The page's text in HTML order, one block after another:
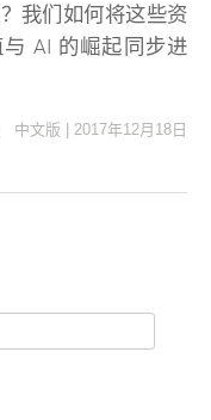
我们如何将这些资
AI 的崛起同步进
中文版 2017年12月18日